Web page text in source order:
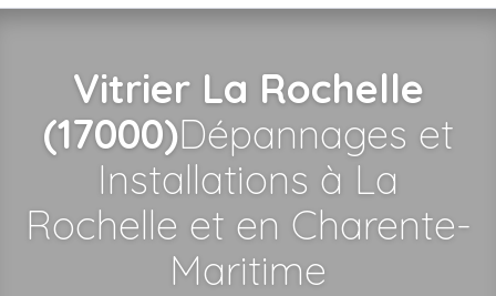
Vitrier La Rochelle
(17000)Dépannages et
Installations à La
Rochelle et en Charente-
Maritime